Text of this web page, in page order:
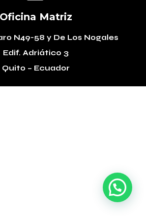
Oficina Matriz
N49-58 y De Los Nogales
Edif. Adriático 3
Quito – Ecuador